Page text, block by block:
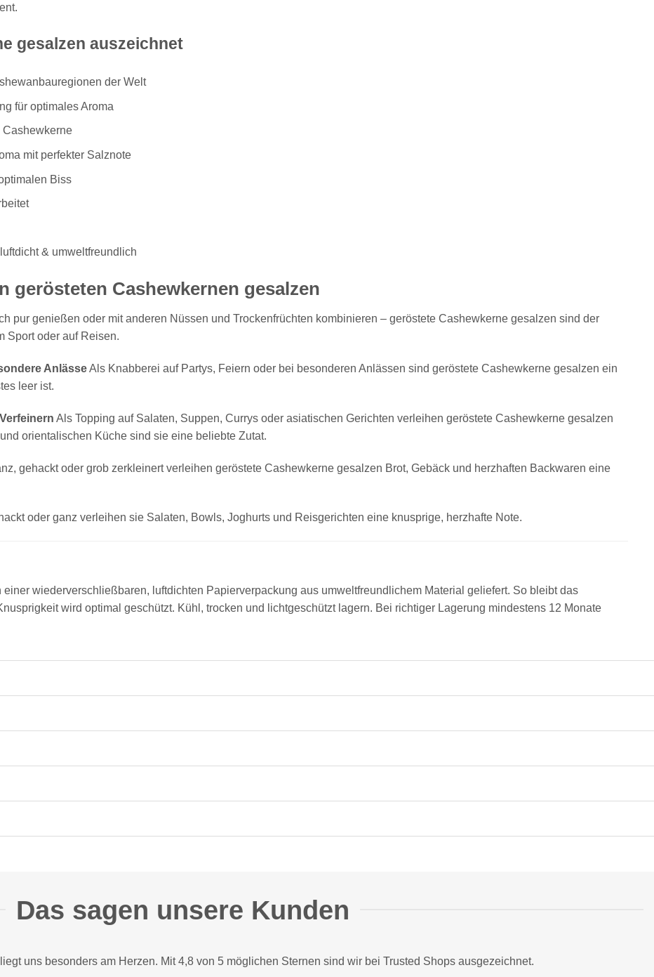
gewählt
gesalzen auszeichnet
der Welt
für optimales Aroma
mit perfekter Salznote
Biss
& umweltfreundlich
gerösteten Cashewkernen gesalzen
pur genießen oder mit anderen Nüssen und Trockenfrüchten kombinieren – geröstete Cashewkerne gesalzen sind der
Sport oder auf Reisen.
AnlässeAls Knabberei auf Partys, Feiern oder bei besonderen Anlässen sind geröstete Cashewkerne gesalzen ein
leer ist.
Als Topping auf Salaten, Suppen, Currys oder asiatischen Gerichten verleihen geröstete Cashewkerne gesalzen
orientalischen Küche sind sie eine beliebte Zutat.
gehackt oder grob zerkleinert verleihen geröstete Cashewkerne gesalzen Brot, Gebäck und herzhaften Backwaren eine
oder ganz verleihen sie Salaten, Bowls, Joghurts und Reisgerichten eine knusprige, herzhafte Note.
wiederverschließbaren, luftdichten Papierverpackung aus umweltfreundlichem Material geliefert. So bleibt das
wird optimal geschützt. Kühl, trocken und lichtgeschützt lagern. Bei richtiger Lagerung mindestens 12 Monate
Das sagen unsere Kunden
uns besonders am Herzen. Mit 4,8 von 5 möglichen Sternen sind wir bei Trusted Shops ausgezeichnet.